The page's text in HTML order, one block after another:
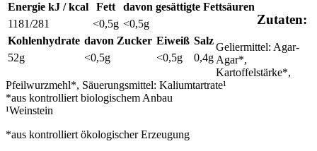
Energie kJ / kcal
1181/281
Fett
<0,5g
davon gesättigte Fettsäuren
<0,5g
Kohlenhydrate
52g
davon Zucker
<0,5g
Eiweiß
<0,5g
Salz
0,4g
Zutaten:
Geliermittel: Agar-
Agar*,
Kartoffelstärke*,
Pfeilwurzmehl*, Säuerungsmittel: Kaliumtartrate¹
*aus kontrolliert biologischem Anbau
¹Weinstein
*aus kontrolliert ökologischer Erzeugung